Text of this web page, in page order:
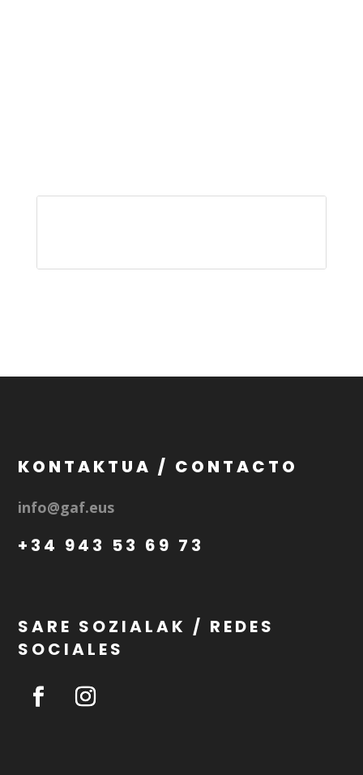
KONTAKTUA / CONTACTO
info@gaf.eus
+34 943 53 69 73
SARE SOZIALAK / REDES
SOCIALES